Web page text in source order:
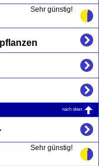
Sehr günstig!
nach oben
Sehr günstig!